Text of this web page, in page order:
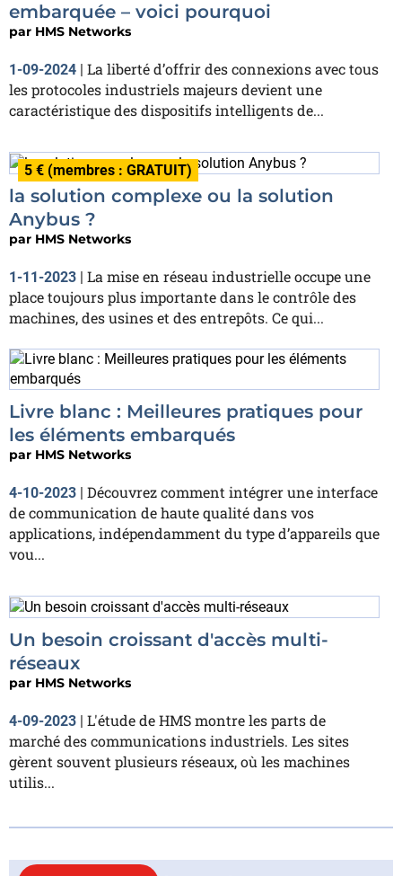
embarquée – voici pourquoi
par HMS Networks
1-09-2024 | La liberté d’offrir des connexions avec tous
les protocoles industriels majeurs devient une
caractéristique des dispositifs intelligents de...
5 € (membres : GRATUIT)
la solution complexe ou la solution
Anybus ?
par HMS Networks
1-11-2023 | La mise en réseau industrielle occupe une
place toujours plus importante dans le contrôle des
machines, des usines et des entrepôts. Ce qui...
Livre blanc : Meilleures pratiques pour
les éléments embarqués
par HMS Networks
4-10-2023 | Découvrez comment intégrer une interface
de communication de haute qualité dans vos
applications, indépendamment du type d’appareils que
vou...
Un besoin croissant d'accès multi-
réseaux
par HMS Networks
4-09-2023 | L'étude de HMS montre les parts de
marché des communications industriels. Les sites
gèrent souvent plusieurs réseaux, où les machines
utilis...